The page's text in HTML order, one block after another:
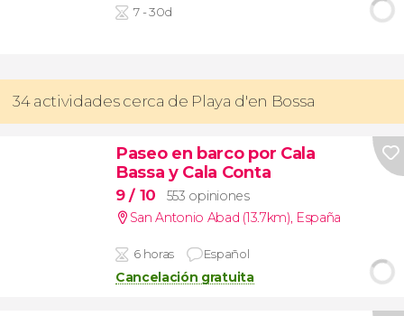
7 - 30d
34 actividades cerca de Playa d'en Bossa
Paseo en barco por Cala
Bassa y Cala Conta
9/ 10
553 opiniones
San Antonio Abad (13.7km), España
6 horas Español
Cancelación gratuita